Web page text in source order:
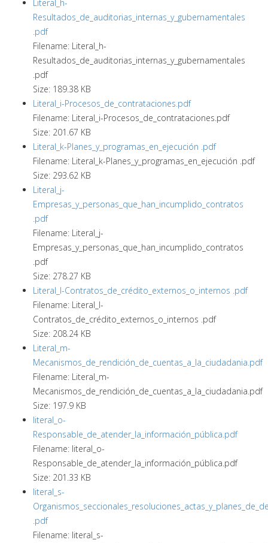
Literal_h-
Resultados_de_auditorias_internas_y_gubernamentales
.pdf
Filename: Literal_h-
Resultados_de_auditorias_internas_y_gubernamentales
.pdf
Size: 189.38 KB
Literal_i-Procesos_de_contrataciones.pdf
Filename: Literal_i-Procesos_de_contrataciones.pdf
Size: 201.67 KB
Literal_k-Planes_y_programas_en_ejecución .pdf
Filename: Literal_k-Planes_y_programas_en_ejecución .pdf
Size: 293.62 KB
Literal_j-
Empresas_y_personas_que_han_incumplido_contratos
.pdf
Filename: Literal_j-
Empresas_y_personas_que_han_incumplido_contratos
.pdf
Size: 278.27 KB
Literal_l-Contratos_de_crédito_externos_o_internos .pdf
Filename: Literal_l-
Contratos_de_crédito_externos_o_internos .pdf
Size: 208.24 KB
Literal_m-
Mecanismos_de_rendición_de_cuentas_a_la_ciudadania.pdf
Filename: Literal_m-
Mecanismos_de_rendición_de_cuentas_a_la_ciudadania.pdf
Size: 197.9 KB
literal_o-
Responsable_de_atender_la_información_pública.pdf
Filename: literal_o-
Responsable_de_atender_la_información_pública.pdf
Size: 201.33 KB
literal_s-
.pdf
Filename: literal_s-